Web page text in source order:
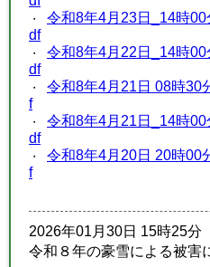
令和8年4月23日_14時
df
令和8年4月22日_14時
df
令和8年4月21日 08時30
f
令和8年4月21日_14時
df
令和8年4月20日 20時00
f
2026年01月30日 15時25分
令和８年の豪雪による被害